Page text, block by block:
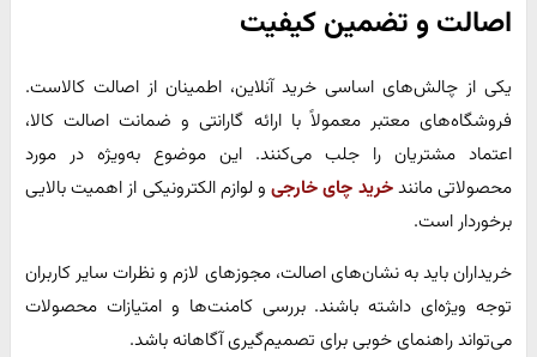
اصالت و تضمین کیفیت
یکی از چالش‌های اساسی خرید آنلاین، اطمینان از اصالت کالاست.
فروشگاه‌های معتبر معمولاً با ارائه گارانتی و ضمانت اصالت کالا،
اعتماد مشتریان را جلب می‌کنند. این موضوع به‌ویژه در مورد
محصولاتی مانندخرید چای خارجیو لوازم الکترونیکی از اهمیت بالایی
برخوردار است.
خریداران باید به نشان‌های اصالت، مجوزهای لازم و نظرات سایر کاربران
توجه ویژه‌ای داشته باشند. بررسی کامنت‌ها و امتیازات محصولات
می‌تواند راهنمای خوبی برای تصمیم‌گیری آگاهانه باشد.